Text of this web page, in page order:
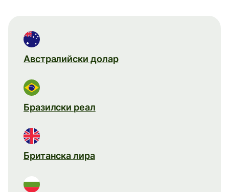
Австралийски долар
Бразилски реал
Британска лира